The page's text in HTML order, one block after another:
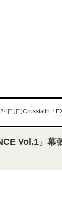
日(日)Crossfaith「
Vol.1」幕